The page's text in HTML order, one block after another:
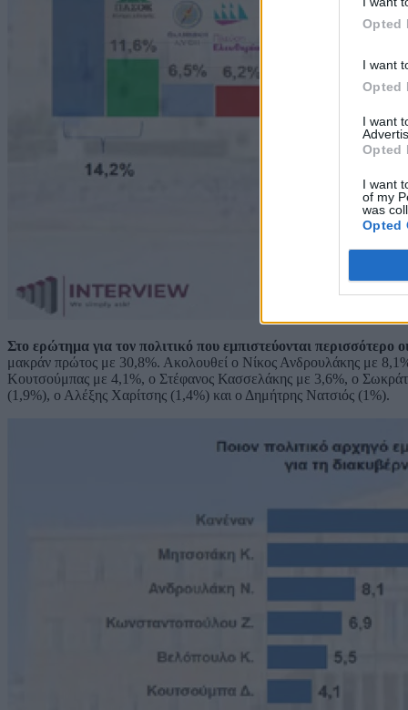
Opted
I want
Opted
I want
Opted
I want
of my
was
Opted
Στο ερώτημα για τον πολιτικό που εμπιστεύονται περισσότερο
μακράν πρώτος με 30,8%. Ακολουθεί ο Νίκος Ανδρουλάκης με
Κουτσούμπας με 4,1%, ο Στέφανος Κασσελάκης με 3,6%, ο
(1,9%), ο Αλέξης Χαρίτσης (1,4%) και ο Δημήτρης Νατσιός (1%).